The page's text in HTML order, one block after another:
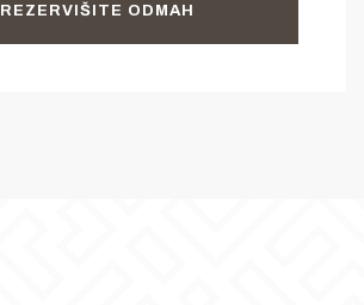
REZERVIŠITE ODMAH